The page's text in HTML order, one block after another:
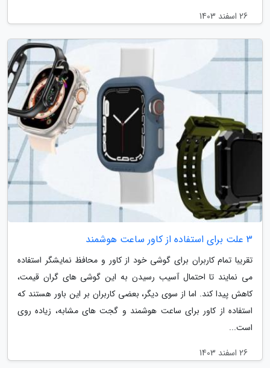
26 اسفند 1403
3 علت برای استفاده از کاور ساعت هوشمند
تقریبا تمام کاربران برای گوشی خود از کاور و محافظ نمایشگر استفاده
می نمایند تا احتمال آسیب رسیدن به این گوشی های گران قیمت،
کاهش پیدا کند. اما از سوی دیگر، بعضی کاربران بر این باور هستند که
استفاده از کاور برای ساعت هوشمند و گجت های مشابه، زیاده روی
است...
26 اسفند 1403